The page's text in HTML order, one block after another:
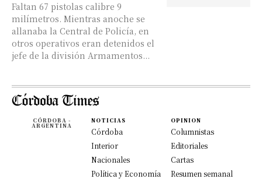
Faltan 67 pistolas calibre 9
milímetros. Mientras anoche se
allanaba la Central de Policía, en
otros operativos eran detenidos el
jefe de la división Armamentos...
CÓRDOBA -
ARGENTINA
NOTICIAS
Córdoba
Interior
Nacionales
Política y Economía
OPINION
Columnistas
Editoriales
Cartas
Resumen semanal